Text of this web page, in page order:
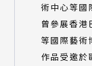
術中心等國
曾參展香
等國際藝術
作品受邀於